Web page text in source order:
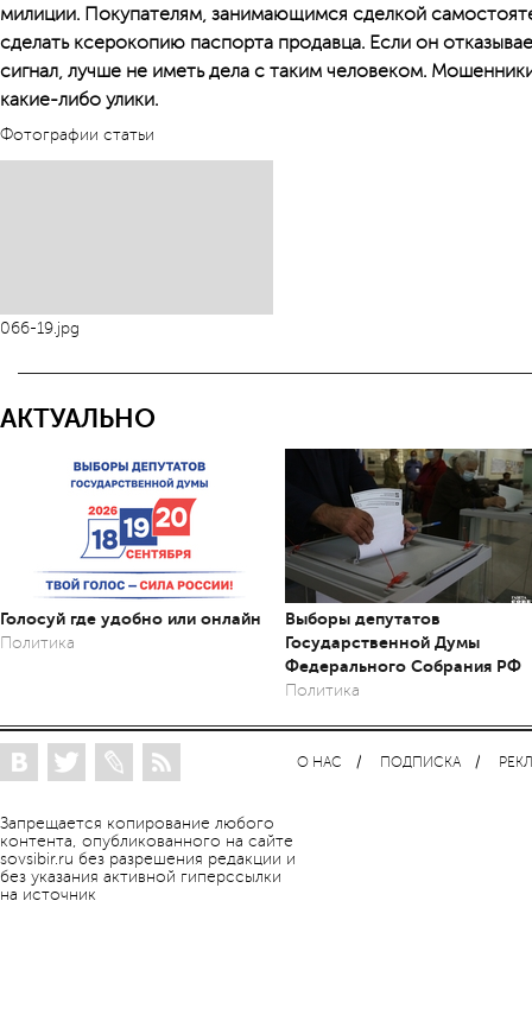
милиции. Покупателям, занимающимся сделкой
сделать ксерокопию паспорта продавца. Если он
сигнал, лучше не иметь дела с таким человеком.
какие-либо улики.
Фотографии статьи
066-19.jpg
АКТУАЛЬНО
Голосуй где удобно или онлайн
Политика
Выборы депутатов
Государственной Думы
Федерального Собрания РФ
Политика
Запрещается копирование любого
контента, опубликованного на сайте
sovsibir.ru без разрешения редакции и
без указания активной гиперссылки
на источник
О НАС ПОДПИСКА